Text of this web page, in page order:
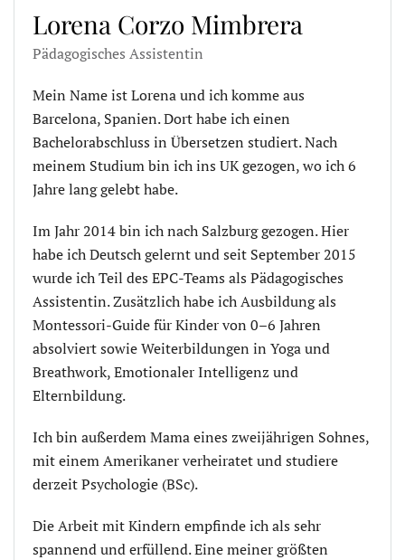
Lorena Corzo Mimbrera
Pädagogisches Assistentin
Mein Name ist Lorena und ich komme aus
Barcelona, Spanien. Dort habe ich einen
Bachelorabschluss in Übersetzen studiert. Nach
meinem Studium bin ich ins UK gezogen, wo ich 6
Jahre lang gelebt habe.
Im Jahr 2014 bin ich nach Salzburg gezogen. Hier
habe ich Deutsch gelernt und seit September 2015
wurde ich Teil des EPC-Teams als Pädagogisches
Assistentin. Zusätzlich habe ich Ausbildung als
Montessori-Guide für Kinder von 0–6 Jahren
absolviert sowie Weiterbildungen in Yoga und
Breathwork, Emotionaler Intelligenz und
Elternbildung.
Ich bin außerdem Mama eines zweijährigen Sohnes,
mit einem Amerikaner verheiratet und studiere
derzeit Psychologie (BSc).
Die Arbeit mit Kindern empfinde ich als sehr
spannend und erfüllend. Eine meiner größten